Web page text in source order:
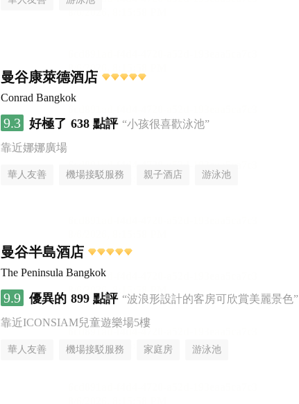
曼谷康萊德酒店
Conrad Bangkok
9.3 好極了 638 點評 “小孩很喜歡泳池”
靠近娜娜廣場
華人友善 機場接駁服務 親子酒店 游泳池
曼谷半島酒店
The Peninsula Bangkok
9.9 優異的 899 點評 “波浪形設計的客房可欣賞美麗景色”
靠近ICONSIAM兒童遊樂場5樓
華人友善 機場接駁服務 家庭房 游泳池